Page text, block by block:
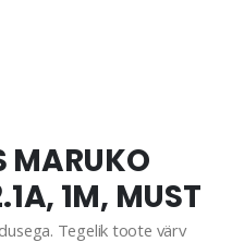
MARUKO
1M, MUST
Tegelik toote värv